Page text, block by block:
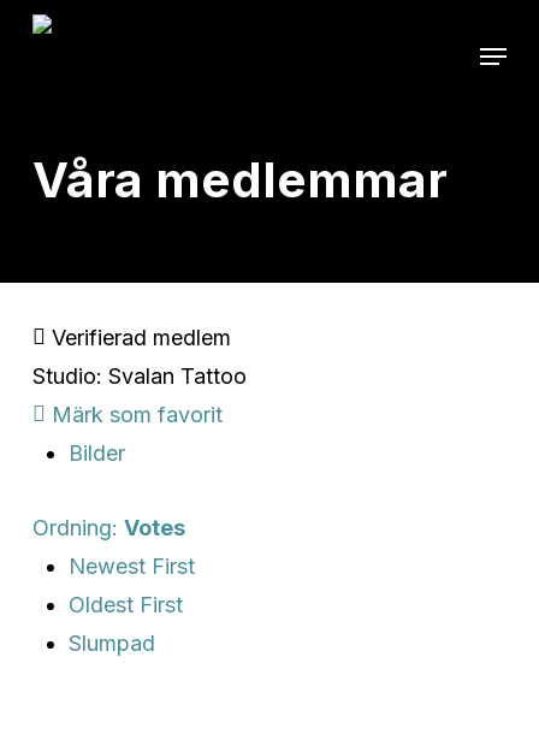
Skip
Menu
Våra medlemmar
Verifierad medlem
Studio: Svalan Tattoo
Märk som favorit
Bilder
Ordning: Votes
Newest First
Oldest First
Slumpad